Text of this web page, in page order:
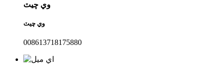
وي چيٽ
وي چيٽ
008613718175880